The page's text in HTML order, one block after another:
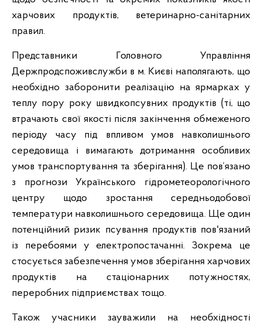
харчових продуктів, ветеринарно-санітарних
правил.
Представники Головного Управління
Держпродспоживслужби в м. Києві наполягають, що
необхідно заборонити реалізацію на ярмарках у
теплу пору року швидкопсувних продуктів (ті, що
втрачають свої якості після закінчення обмеженого
періоду часу під впливом умов навколишнього
середовища і вимагають дотримання особливих
умов транспортування та зберігання). Це пов’язано
з прогнози Українського гідрометеорологічного
центру щодо зростання середньодобової
температури навколишнього середовища. Ще один
потенційний ризик псування продуктів пов'язаний
із перебоями у електропостачанні. Зокрема це
стосується забезпечення умов зберігання харчових
продуктів на стаціонарних потужностях,
переробних підприємствах тощо.
Також учасники зауважили на необхідності